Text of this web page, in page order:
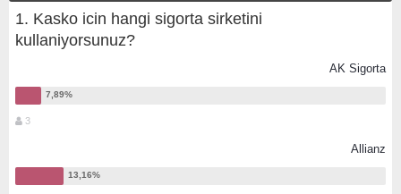
1. Kasko icin hangi sigorta sirketini
kullaniyorsunuz?
AK Sigorta
3
Allianz